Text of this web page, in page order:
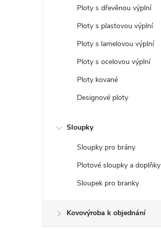
Ploty s dřevěnou výplní
Ploty s plastovou výplní
Ploty s lamelovou výplní
Ploty s ocelovou výplní
Ploty kované
Designové ploty
Sloupky
Sloupky pro brány
Plotové sloupky a doplňky
Sloupek pro branky
Kovovýroba k objednání